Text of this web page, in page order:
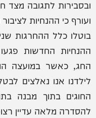
ובסבירות לתגובה מצד
ועורף כי ההנחיות
בוטלו כלל ההחרגות
ההנחיות החדשות
החג, כאשר במועצה
לילדנו אנו נאלצים
החוגים בתוך מבנה
להסדרה מלאה עדיין